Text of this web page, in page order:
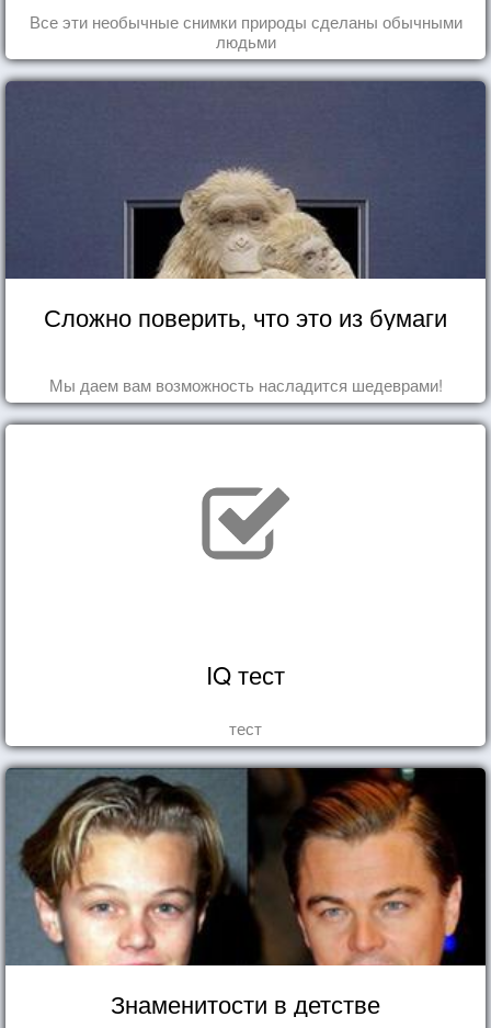
Все эти необычные снимки природы сделаны обычными
людьми
Сложно поверить, что это из бумаги
Мы даем вам возможность насладится шедеврами!
IQ тест
тест
Знаменитости в детстве